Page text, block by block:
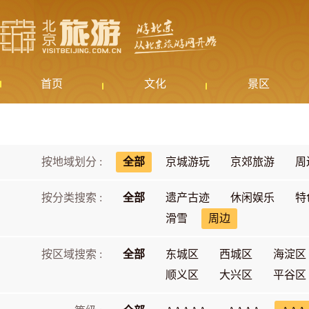
首页 文化 景区
按地域划分 : 全部 京城游玩 京郊旅游 周
按分类搜索 : 全部 遗产古迹 休闲娱乐
特
滑雪
周边
按区域搜索 : 全部 东城区 西城区
海淀区
顺义区
大兴区 平谷区